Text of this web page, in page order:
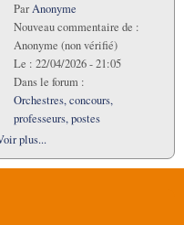
ParAnonyme
Nouveau commentaire de :
Anonyme (non vérifié)
Le : 22/04/2026 - 21:05
Dans le forum :
Orchestres, concours,
professeurs, postes
plus...